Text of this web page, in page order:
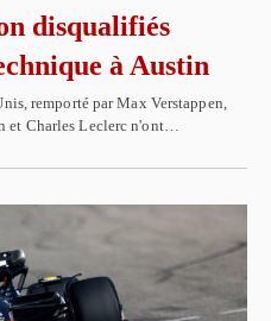
disqualifiés
à Austin
remporté par Max Verstappen,
et Charles Leclerc n'ont…